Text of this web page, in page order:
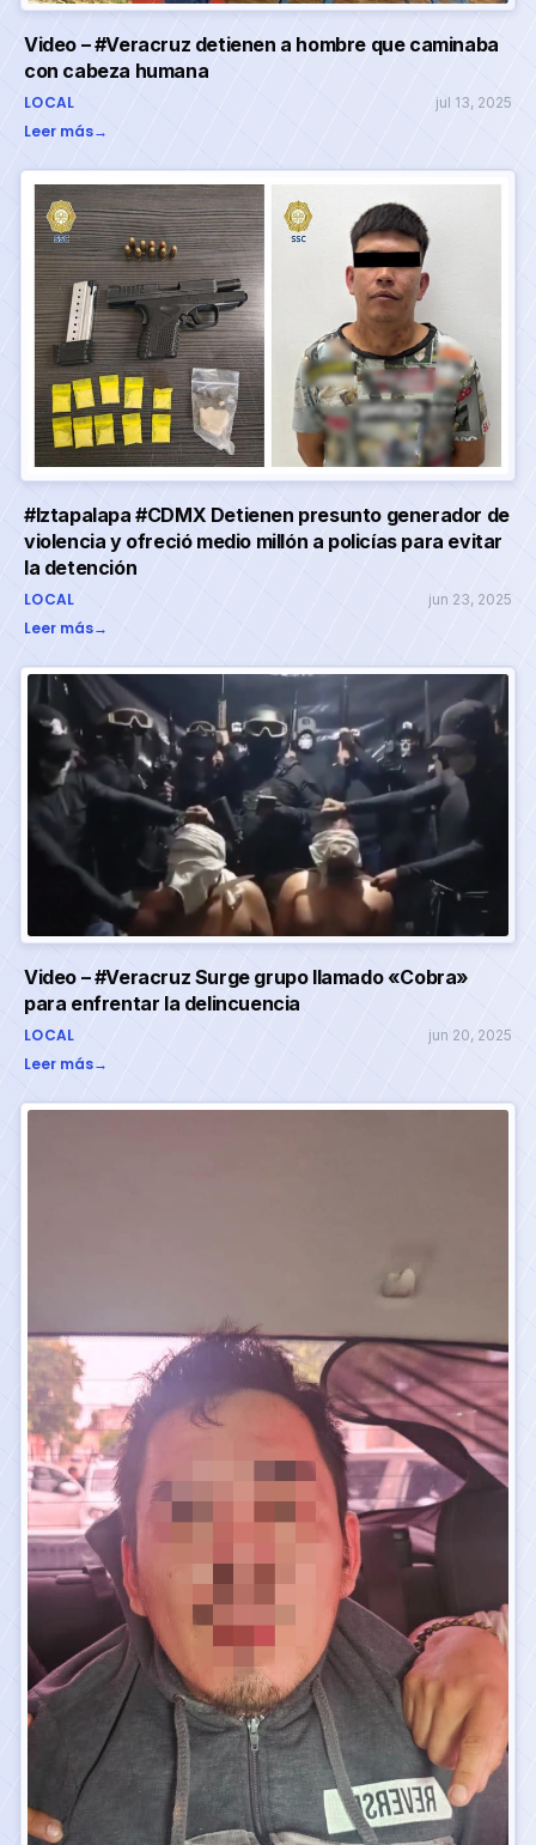
Video – #Veracruz detienen a hombre que caminaba
con cabeza humana
LOCAL jul 13, 2025
Leer más→
#Iztapalapa #CDMX Detienen presunto generador de
violencia y ofreció medio millón a policías para evitar
la detención
LOCAL jun 23, 2025
Leer más→
Video – #Veracruz Surge grupo llamado «Cobra»
para enfrentar la delincuencia
LOCAL jun 20, 2025
Leer más→